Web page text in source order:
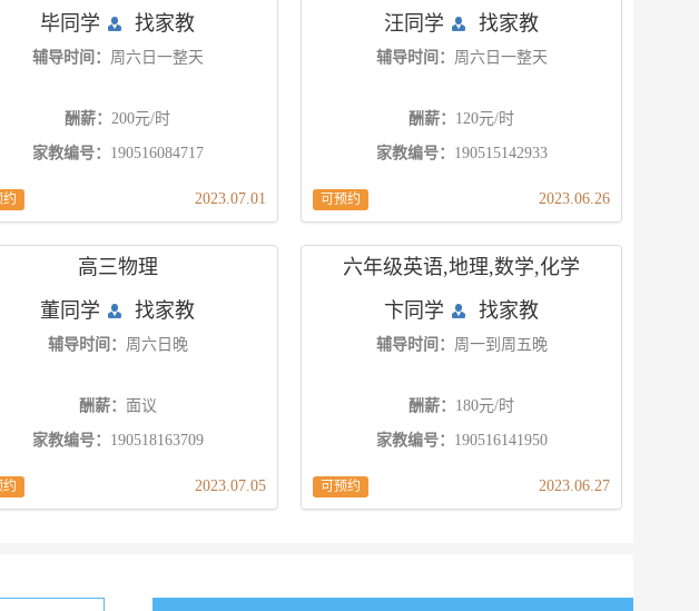
毕同学
找家教
辅导时间： 周六日一整天
酬薪： 200元/时
家教编号： 190516084717
约 2023.07.01
汪同学
找家教
辅导时间： 周六日一整天
酬薪： 120元/时
家教编号： 190515142933
可预约 2023.06.26
高三物理
董同学
找家教
辅导时间： 周六日晚
酬薪： 面议
家教编号： 190518163709
约 2023.07.05
六年级英语,地理,数学,化学
卞同学
找家教
辅导时间： 周一到周五晚
酬薪： 180元/时
家教编号： 190516141950
可预约 2023.06.27